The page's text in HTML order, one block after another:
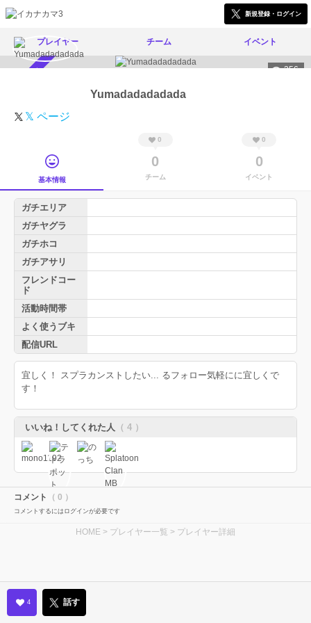
新規登録・ログイン
プレイヤー チーム イベント
256
Yumadadadadada
𝕏 ページ
基本情報
0
0
チーム
0
0
イベント
ガチエリア
ガチヤグラ
ガチホコ
ガチアサリ
フレンドコー
ド
活動時間帯
よく使うブキ
配信URL
宜しく！ スプラカンストしたい... るフォロー気軽にに宜しくで
す！
いいね！してくれた人 （ 4 ）
コメント （ 0 ）
コメントするにはログインが必要です
HOME > プレイヤー一覧 > プレイヤー詳細
4 話す